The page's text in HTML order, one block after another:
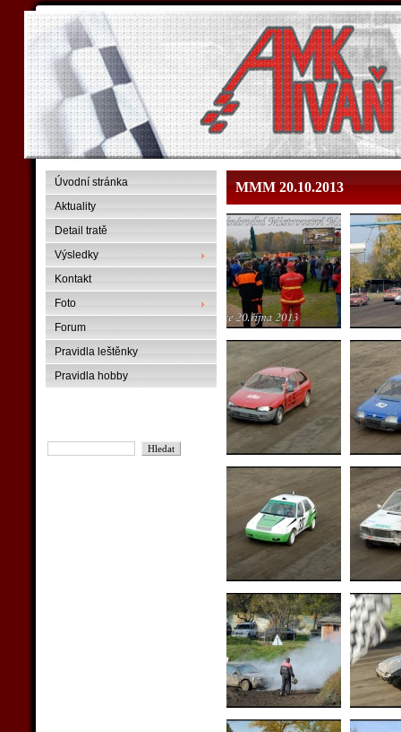
Úvodní stránka
Aktuality
Detail tratě
Výsledky
Kontakt
Foto
Forum
Pravidla leštěnky
Pravidla hobby
MMM 20.10.2013